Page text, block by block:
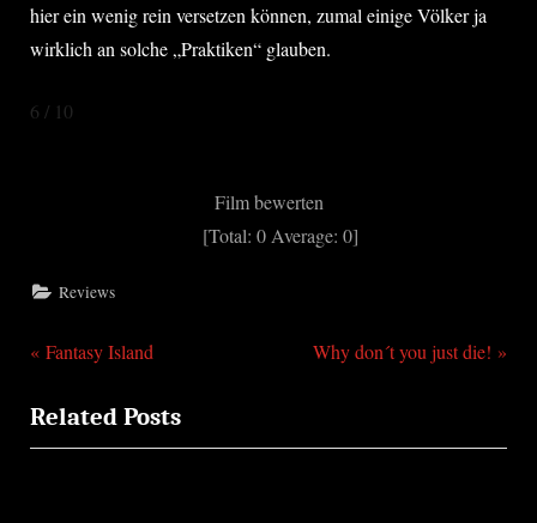
hier ein wenig rein versetzen können, zumal einige Völker ja
wirklich an solche „Praktiken“ glauben.
6 / 10
Film bewerten
[Total: 0 Average: 0]
Reviews
Beitragsnavigation
P
e
v
Fantasy Island
N
t
Why don´t you just die!
Related Posts